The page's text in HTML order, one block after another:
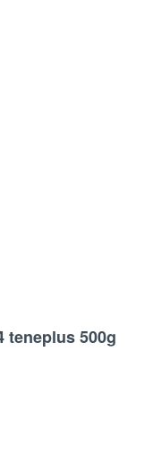
teneplus 500g